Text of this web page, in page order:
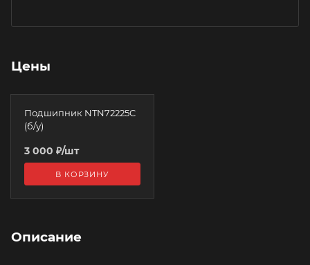
Цены
Подшипник NTN72225C
(б/у)
3 000 ₽/шт
В КОРЗИНУ
Описание